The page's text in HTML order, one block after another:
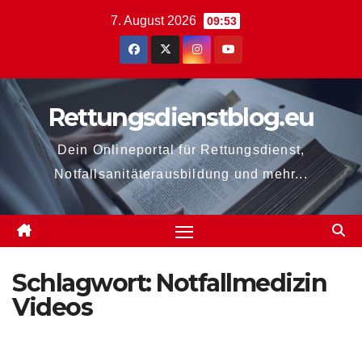
7. August 2026 09:53
Rettungsdienstblog.eu
Dein Onlineportal für Rettungsdienst,
Notfallsanitäterausbildung und mehr...
Schlagwort: Notfallmedizin
Videos